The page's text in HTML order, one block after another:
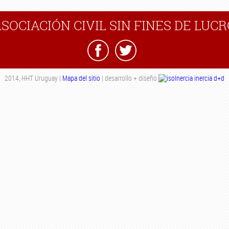
CIVIL SIN FINES DE
2014, HHT Uruguay | Mapa del sitio | desarrollo + diseño inercia d+d